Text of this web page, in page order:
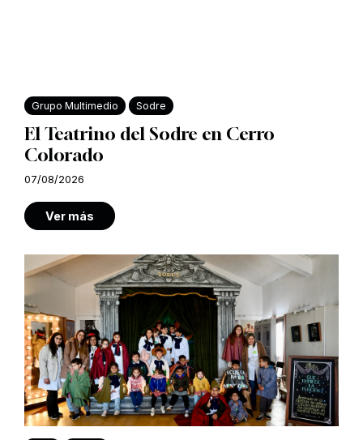
Grupo Multimedio Sodre
El Teatrino del Sodre en Cerro
Colorado
07/08/2026
Ver más